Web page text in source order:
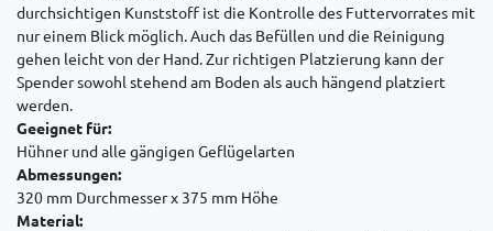
durchsichtigen Kunststoff ist die Kontrolle des Futtervorrates mit
nur einem Blick möglich. Auch das Befüllen und die Reinigung
gehen leicht von der Hand. Zur richtigen Platzierung kann der
Spender sowohl stehend am Boden als auch hängend platziert
werden.
Geeignet für:
Hühner und alle gängigen Geflügelarten
Abmessungen:
320 mm Durchmesser x 375 mm Höhe
Material: